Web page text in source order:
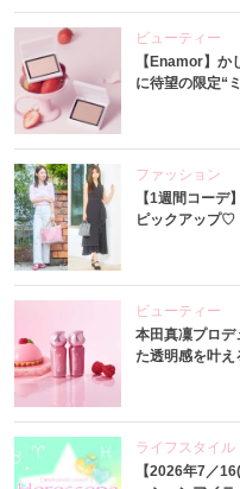
ビューティー
【Enamor】
に待望の限定“
ファッション
【1週間コー
ピックアップ♡
ビューティー
本田真凜プロ
た透明感を叶え
ライフスタイル
【2026年7／